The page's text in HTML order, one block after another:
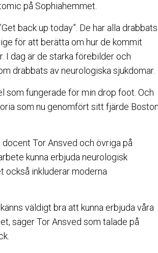
på Sophiahemmet.
back up today”. De har alla drabbats
för att berätta om hur de kommit
I dag är de starka förebilder och
drabbats av neurologiska sjukdomar.
som fungerade för min drop foot. Och
som nu genomfört sitt fjärde Boston
Tor Ansved och övriga på
kunna erbjuda neurologisk
också inkluderar moderna
väldigt bra att kunna erbjuda våra
säger Tor Ansved som talade på